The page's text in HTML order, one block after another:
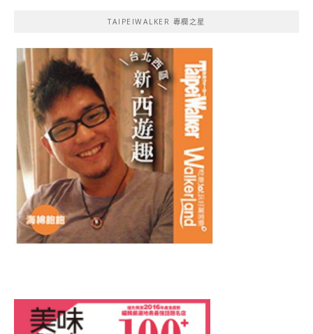
TAIPEIWALKER 專欄之星